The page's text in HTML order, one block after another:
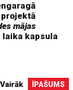
mājas
laika kapsula
Vairāk ĪPAŠUMS